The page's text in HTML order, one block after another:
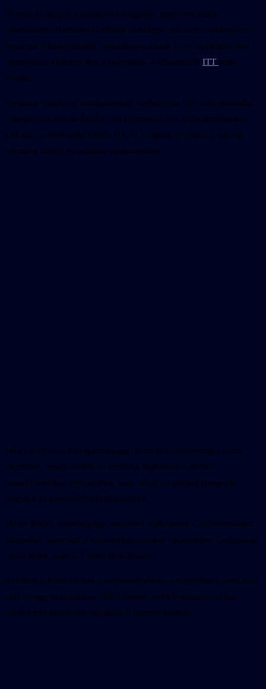
Öt órán át tárgyalt a központi válságstáb, amelynek egyik
határozatáról Branislav Gröhling iskolaügyi miniszter tájékoztatott:
bezárnak a középiskolák, távoktatásra állnak át, az alapiskola alsó
tagozatán is kötelező lesz a szájmaszk, a részletekről ITT lehet
olvasni.
Veronika Remišová miniszterelnök-helyettes az ülés után elmondta,
a meghozott intézkedéseken túl kompenzációs segítségnyújtást is
kell adni, s erről majd hétfőn (10.12.) fognak tárgyalni a szlovák
kormány ülésén és azután a parlamentben.
Még korábban a Közegészségügyi Hivatal nyilvánosságra hozta
elemzését, amely szerint az emberek leginkább a családi
összejöveteleken fertőződnek meg, mivel ott jobban elengedik
magukat és kevésbé felelősségteljesek.
Marek Krajčí, egészségügyi miniszter tájékoztatta a nyilvánosságot.
Elmondta, Szlovákia a koronavírus-járvány tekintetében Csehország
útjára lépett, csak 2-3 hetes eltolódással.
Kültéren is kötelező lesz a szájmaszkviselés a településen, azon túl a
csak az egy háztartásban élők lehetnek anélkül valamint akkor,
amikor egy más ember legalább 5 méterre található.